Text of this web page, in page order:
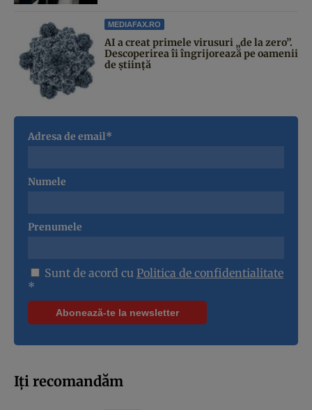
MEDIAFAX.RO
AI a creat primele virusuri „de la zero”.
Descoperirea îi îngrijorează pe oamenii
de știință
Adresa de email*
Numele
Prenumele
Sunt de acord cu Politica de confidentialitate
*
Iți recomandăm